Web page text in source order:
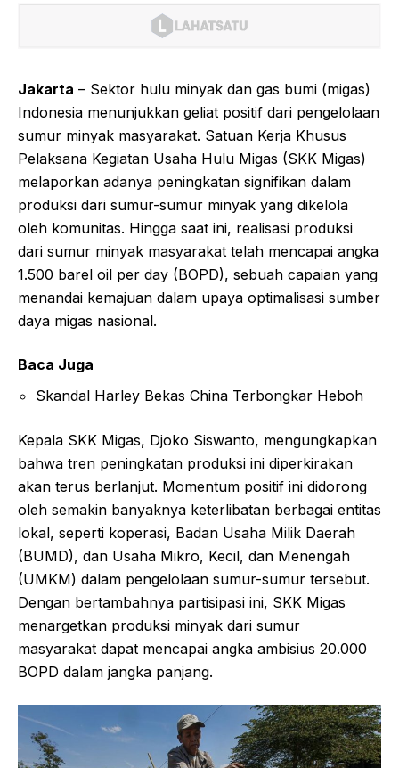
Jakarta – Sektor hulu minyak dan gas bumi (migas)
Indonesia menunjukkan geliat positif dari pengelolaan
sumur minyak masyarakat. Satuan Kerja Khusus
Pelaksana Kegiatan Usaha Hulu Migas (SKK Migas)
melaporkan adanya peningkatan signifikan dalam
produksi dari sumur-sumur minyak yang dikelola
oleh komunitas. Hingga saat ini, realisasi produksi
dari sumur minyak masyarakat telah mencapai angka
1.500 barel oil per day (BOPD), sebuah capaian yang
menandai kemajuan dalam upaya optimalisasi sumber
daya migas nasional.
Baca Juga
Skandal Harley Bekas China Terbongkar Heboh
Kepala SKK Migas, Djoko Siswanto, mengungkapkan
bahwa tren peningkatan produksi ini diperkirakan
akan terus berlanjut. Momentum positif ini didorong
oleh semakin banyaknya keterlibatan berbagai entitas
lokal, seperti koperasi, Badan Usaha Milik Daerah
(BUMD), dan Usaha Mikro, Kecil, dan Menengah
(UMKM) dalam pengelolaan sumur-sumur tersebut.
Dengan bertambahnya partisipasi ini, SKK Migas
menargetkan produksi minyak dari sumur
masyarakat dapat mencapai angka ambisius 20.000
BOPD dalam jangka panjang.